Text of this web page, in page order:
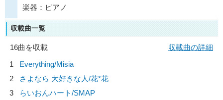
楽器：ピアノ
収載曲一覧
16曲を収載
収載曲の詳細
1
Everything/Misia
2
さよなら 大好きな人/花*花
3
らいおんハート/SMAP